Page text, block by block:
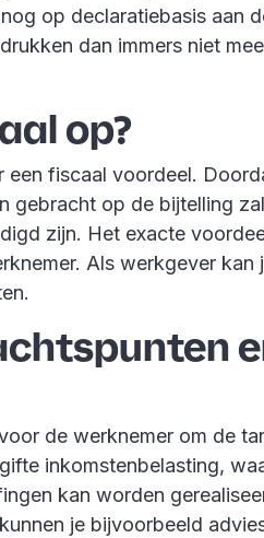
op declaratiebasis aan
dan immers niet
op?
een fiscaal voordeel.
gebracht op de bijtelling
zijn. Het exacte
Als werkgever kan
de werknemer om de
inkomstenbelasting,
kan worden
je bijvoorbeeld